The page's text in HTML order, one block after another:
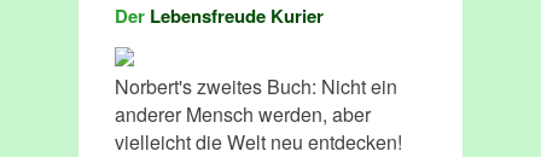
Der Lebensfreude Kurier
Norbert's zweites Buch: Nicht ein
anderer Mensch werden, aber
vielleicht die Welt neu entdecken!